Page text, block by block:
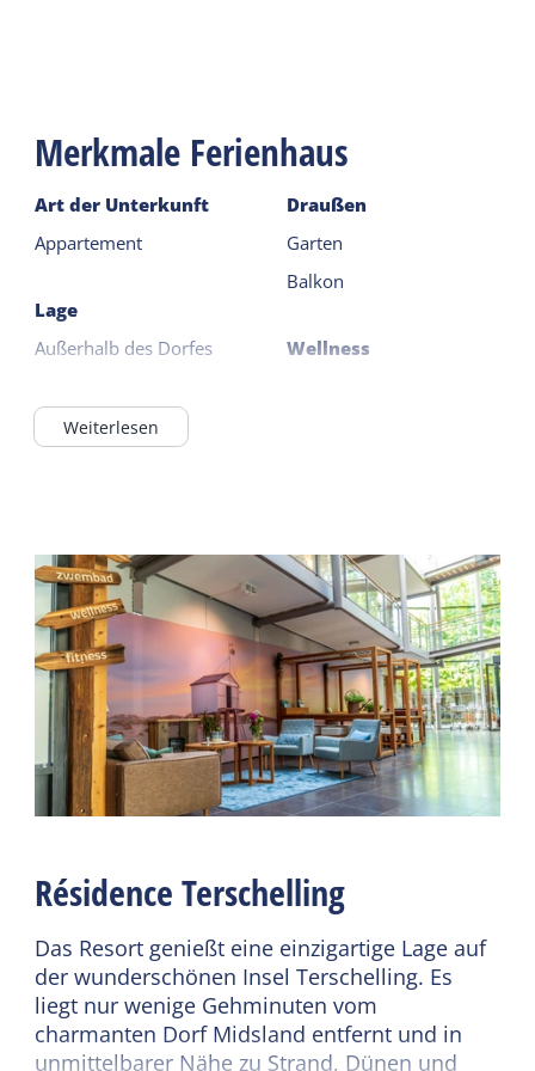
Merkmale Ferienhaus
Art der Unterkunft
Appartement
Lage
Außerhalb des Dorfes
Appartementsanlage
Zentralheizung
Nichtraucher
WiFi (privat)
Tresor
Weiterlesen
Sanitär
Badewanne
Ausrüstung
Geschirrspüler
Niederländische
Draußen
Garten
Balkon
Wellness
Freier Zugang zum Pool
Aufzug
Parkplatz
Fahrradverleih
Weiterlesen
Kindermöbel
Kinderhochstuhl
Energieeffizienzklasse
Energielabel C
Umweltfreundlich
Sonnenkollektoren
Wärmepumpe
Weiterlesen
Résidence Terschelling
Das Resort genießt eine einzigartige Lage auf
der wunderschönen Insel Terschelling. Es
liegt nur wenige Gehminuten vom
charmanten Dorf Midsland entfernt und in
unmittelbarer Nähe zu Strand, Dünen und